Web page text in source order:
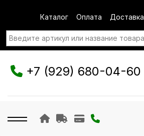
Каталог Оплата Доставка
+7 (929) 680-04-60